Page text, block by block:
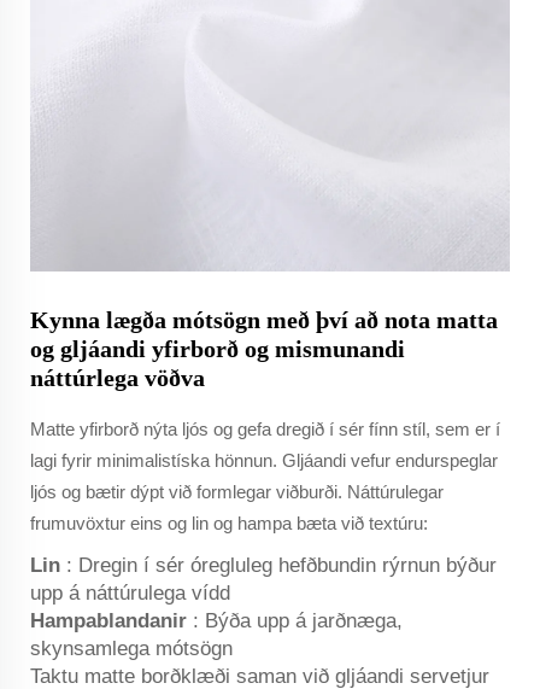
Kynna lægða mótsögn með því að nota matta
og gljáandi yfirborð og mismunandi
náttúrlega vöðva
Matte yfirborð nýta ljós og gefa dregið í sér fínn stíl, sem er í
lagi fyrir minimalistíska hönnun. Gljáandi vefur endurspeglar
ljós og bætir dýpt við formlegar viðburði. Náttúrulegar
frumuvöxtur eins og lin og hampa bæta við textúru:
Lin : Dregin í sér óregluleg hefðbundin rýrnun býður
upp á náttúrulega vídd
Hampablandanir : Býða upp á jarðnæga,
skynsamlega mótsögn
Taktu matte borðklæði saman við gljáandi servetjur